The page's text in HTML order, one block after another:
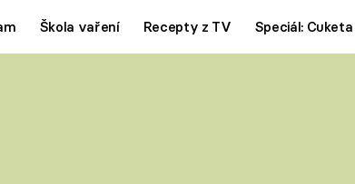
Škola vaření Recepty z TV Speciál: Cuketa